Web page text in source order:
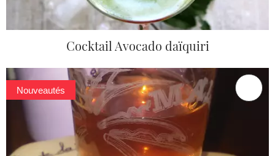
Cocktail Avocado daïquiri
Nouveautés